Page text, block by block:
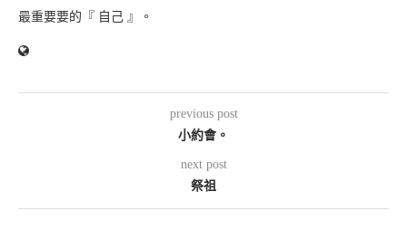
最重要要的『 自己 』。
previous post
小約會。
next post
祭祖